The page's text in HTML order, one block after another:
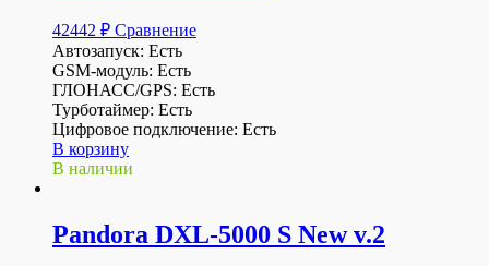
42442 ₽ Сравнение
Автозапуск: Есть
GSM-модуль: Есть
ГЛОНАСС/GPS: Есть
Турботаймер: Есть
Цифровое подключение: Есть
В корзину
В наличии
Pandora DXL-5000 S New v.2